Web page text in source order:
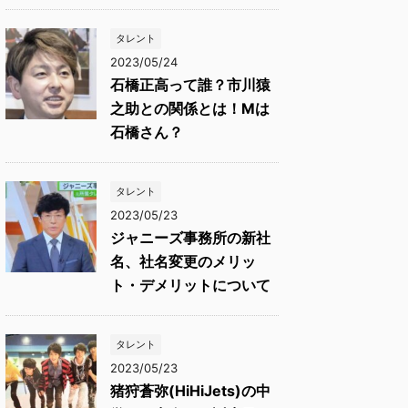
タレント
2023/05/24
石橋正高って誰？市川猿
之助との関係とは！Mは
石橋さん？
タレント
2023/05/23
ジャニーズ事務所の新社
名、社名変更のメリッ
ト・デメリットについて
タレント
2023/05/23
猪狩蒼弥(HiHiJets)の中